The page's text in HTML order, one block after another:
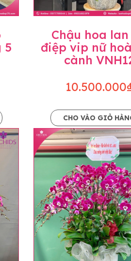
hoàn toàn thủ công nên có thể
khách quan, tùy vào thời điểm
độ giống mẫu khoảng 80-
khách hàng để thông báo và tư
không liên lạc được với người
5
Chậu hoa
điệp vip nữ
cành
CHO VÀO GIỎ